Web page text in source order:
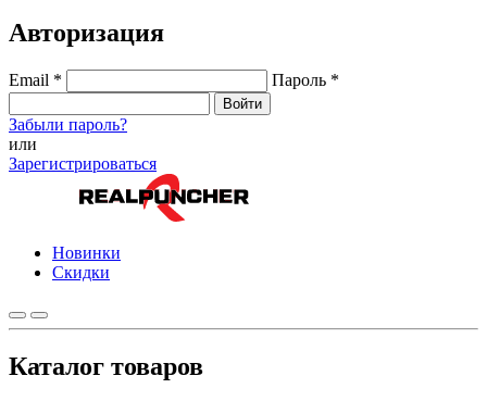
Авторизация
Email * Пароль *
Войти
Забыли пароль?
или
Зарегистрироваться
Новинки
Скидки
Каталог товаров